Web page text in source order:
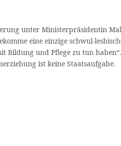
unter Ministerpräsidentin
eine einzige schwul-
Bildung und Pflege zu tun
ist keine Staatsaufgabe.